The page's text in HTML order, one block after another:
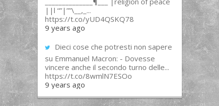
||l “”|””\__,_...
https://t.co/yUD4QSKQ78
9 years ago
Dieci cose che potresti non sapere
su Emmanuel Macron: - Dovesse
vincere anche il secondo turno delle...
https://t.co/8wmlN7ESOo
9 years ago